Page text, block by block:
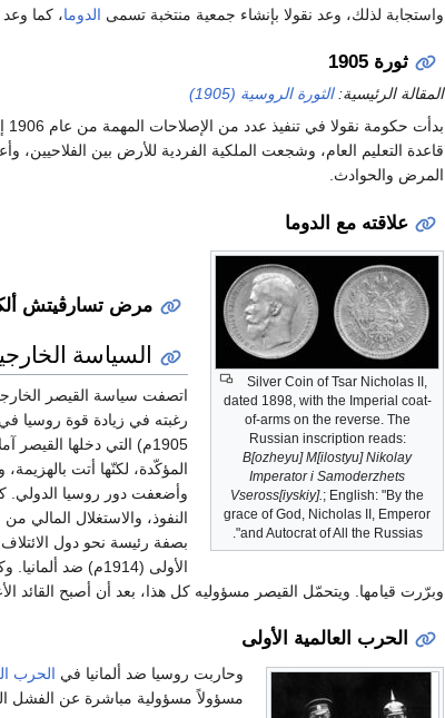
واستجابة لذلك، وعد نقولا بإنشاء جمعية منتخبة تسمى الدوما، كما
ثورة 1905
المقالة الرئيسية:الثورة الروسية (1905)
قاعدة التعليم العام، وشجعت الملكية الفردية للأرض بين الفلاحيين،
المرض والحوادث.
علاقته مع الدوما
Silver Coin of Tsar Nicholas II,
dated 1898, with the Imperial coat-
of-arms on the reverse. The
Russian inscription reads:
B[ozheyu] M[ilostyu] Nikolay
Imperator i Samoderzhets
Vseross[iyskiy].; English: "By the
grace of God, Nicholas II, Emperor
and Autocrat of All the Russias".
مرض تسارڤيتش
السياسة
اتصفت سياسة القيصر
رغبته في زيادة قوة روسيا في
1905م) التي دخلها
وأضعفت دور روسيا الدولي.
النفوذ، والاستغلال
بصفة رئيسة نحو دول
الأولى (1914م) ضد
وبرّرت قيامها. ويتحمّل القيصر مسؤوليه كل هذا، بعد أن أصبح القائد
الحرب العالمية الأولى
وحاربت روسيا ضد ألمانيا في الحرب
مسؤولاً مسؤولية مباشرة عن الفشل